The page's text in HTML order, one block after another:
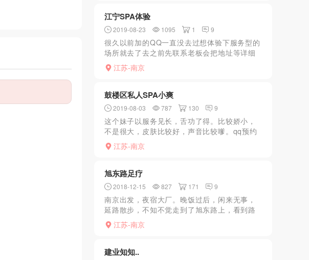
江宁SPA体验
2019-08-23 1095 1 9
很久以前加的QQ一直没去过想体验下服务型的
场所就去了去之前先联系老板会把地址等详细
信息发给你到了联系遥控上楼开门在一个单身
公寓里面进去妹子先帮你洗干净妹子身材还是
江苏-南京
鼓楼区私人SPA小爽
2019-08-03 787 130 9
这个妹子以服务见长，舌功了得。比较娇小，
不是很大，皮肤比较好，声音比较嗲。qq预约
直接来到妹子住所，照片一致，洗完ab面按
摩，手法，口法非常到位，最后口出来。唯一
江苏-南京
旭东路足疗
2018-12-15 827 171 9
南京出发，夜宿大厂。晚饭过后，闲来无事，
延路散步，不知不觉走到了旭东路上，看到路
边有几家足疗店，还有练歌房，霓虹闪烁，气
氛暧昧。来回走了一下，看每家都有小妹在大
江苏-南京
建业知知..